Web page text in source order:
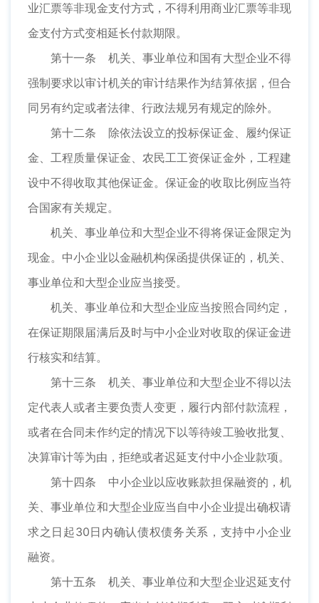
业汇票等非现金支付方式，不得利用商业汇票等非现
金支付方式变相延长付款期限。
第十一条 机关、事业单位和国有大型企业不得
强制要求以审计机关的审计结果作为结算依据，但合
同另有约定或者法律、行政法规另有规定的除外。
第十二条 除依法设立的投标保证金、履约保证
金、工程质量保证金、农民工工资保证金外，工程建
设中不得收取其他保证金。保证金的收取比例应当符
合国家有关规定。
机关、事业单位和大型企业不得将保证金限定为
现金。中小企业以金融机构保函提供保证的，机关、
事业单位和大型企业应当接受。
机关、事业单位和大型企业应当按照合同约定，
在保证期限届满后及时与中小企业对收取的保证金进
行核实和结算。
第十三条 机关、事业单位和大型企业不得以法
定代表人或者主要负责人变更，履行内部付款流程，
或者在合同未作约定的情况下以等待竣工验收批复、
决算审计等为由，拒绝或者迟延支付中小企业款项。
第十四条 中小企业以应收账款担保融资的，机
关、事业单位和大型企业应当自中小企业提出确权请
求之日起30日内确认债权债务关系，支持中小企业
融资。
第十五条 机关、事业单位和大型企业迟延支付